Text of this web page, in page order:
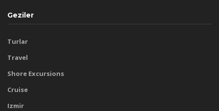
Geziler
Turlar
Travel
Shore Excursions
Cruise
Izmir